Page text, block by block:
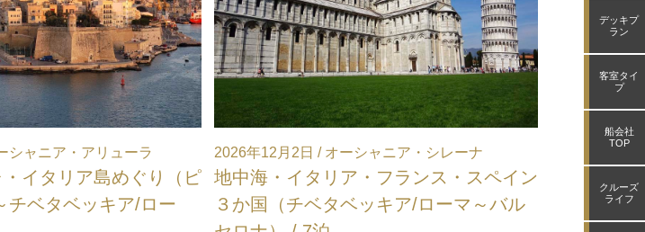
デッキプ
ラン
客室タイ
プ
船会社
TOP
クルーズ
ライフ
2026年12月2日 / オーシャニア・シレーナ
地中海・イタリア・フランス・スペイン
３か国（チベタベッキア/ローマ～バル
2026年12月15日 / オーシャニア・リビエラ
オセアニア（ シドニー ～ フリーマ
ル／パース ） / 23泊